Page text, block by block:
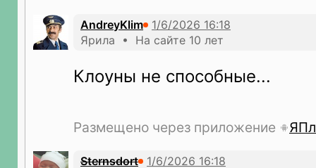
AndreyKlim
Ярила • На сайте 10 лет
Клоуны не способные...
Размещено через приложение
Sternsdort